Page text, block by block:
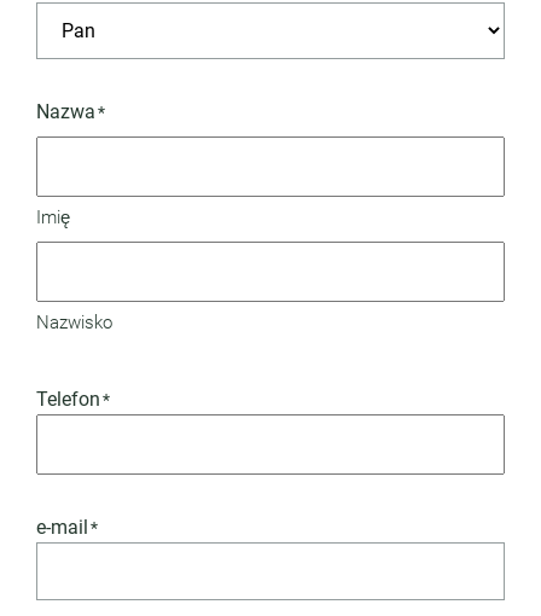
Nazwa*
Imię
Nazwisko
Telefon*
e-mail*